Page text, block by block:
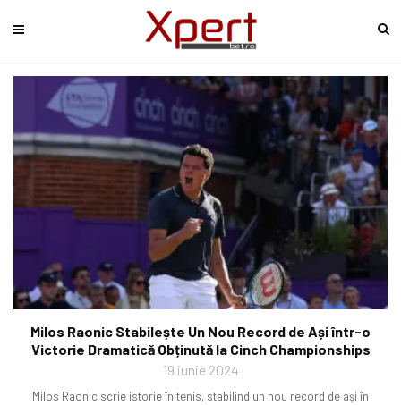
Milos Raonic Stabilește Un Nou Record de Ași într-o
Victorie Dramatică Obținută la Cinch Championships
19 iunie 2024
Milos Raonic scrie istorie în tenis, stabilind un nou record de ași în